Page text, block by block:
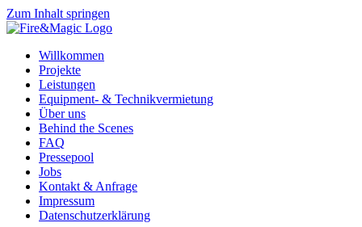
Zum Inhalt springen
Willkommen
Projekte
Leistungen
Equipment- & Technikvermietung
Über uns
Behind the Scenes
FAQ
Pressepool
Jobs
Kontakt & Anfrage
Impressum
Datenschutzerklärung